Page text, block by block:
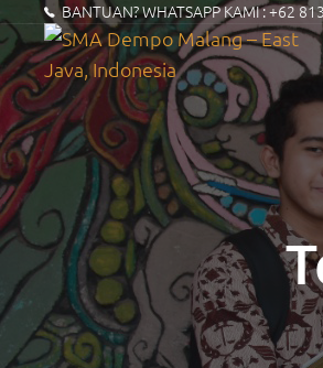
BANTUAN? WHATSAPP KAMI :+62